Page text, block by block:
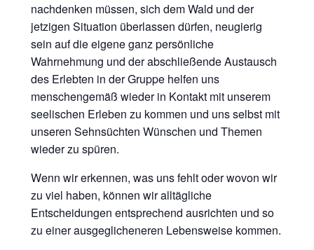
nachdenken müssen, sich dem Wald und der
jetzigen Situation überlassen dürfen, neugierig
sein auf die eigene ganz persönliche
Wahrnehmung und der abschließende Austausch
des Erlebten in der Gruppe helfen uns
menschengemäß wieder in Kontakt mit unserem
seelischen Erleben zu kommen und uns selbst mit
unseren Sehnsüchten Wünschen und Themen
wieder zu spüren.
Wenn wir erkennen, was uns fehlt oder wovon wir
zu viel haben, können wir alltägliche
Entscheidungen entsprechend ausrichten und so
zu einer ausgeglicheneren Lebensweise kommen.